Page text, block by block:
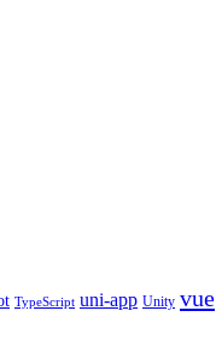
TypeScript uni-app Unity vue